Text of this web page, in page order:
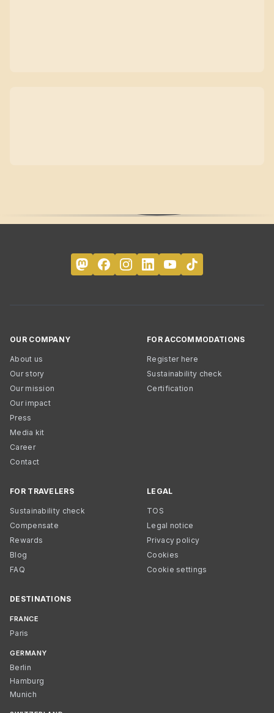
OUR COMPANY
About us
Our story
Our mission
Our impact
Press
Media kit
Career
Contact
FOR ACCOMMODATIONS
Register here
Sustainability check
Certification
FOR TRAVELERS
Sustainability check
Compensate
Rewards
Blog
FAQ
LEGAL
TOS
Legal notice
Privacy policy
Cookies
Cookie settings
DESTINATIONS
FRANCE
Paris
GERMANY
Berlin
Hamburg
Munich